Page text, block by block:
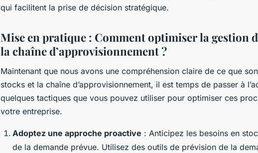
qui facilitent la prise de décision stratégique.
Mise en pratique : Comment optimiser la gestion
la chaîne d’approvisionnement ?
Maintenant que nous avons une compréhension claire de ce que
stocks et la chaîne d’approvisionnement, il est temps de passer à
quelques tactiques que vous pouvez utiliser pour optimiser ces
votre entreprise.
Adoptez une approche proactive : Anticipez les besoins en
de la demande prévue. Utilisez des outils de prévision de la